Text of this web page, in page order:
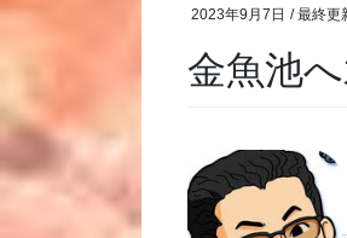
2023年9月7日 / 最終更
金魚池